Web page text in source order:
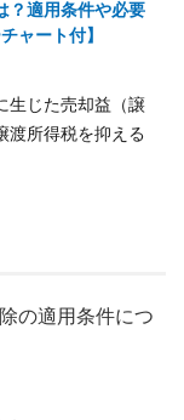
？適用条件や必要
ャート付】
生じた売却益（譲
渡所得税を抑える
の適用条件につ